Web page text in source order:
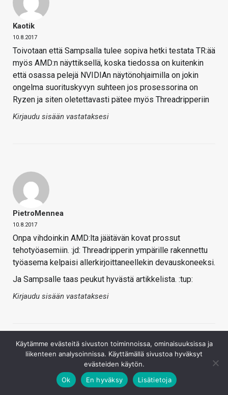
Kaotik
10.8.2017
Toivotaan että Sampsalla tulee sopiva hetki testata TR:ää
myös AMD:n näyttiksellä, koska tiedossa on kuitenkin
että osassa pelejä NVIDIAn näytönohjaimilla on jokin
ongelma suorituskyvyn suhteen jos prosessorina on
Ryzen ja siten oletettavasti pätee myös Threadripperiin
Kirjaudu sisään vastataksesi
PietroMennea
10.8.2017
Onpa vihdoinkin AMD:lta jäätävän kovat prossut
tehotyöasemiin. :jd: Threadripperin ympärille rakennettu
työasema kelpaisi allerkirjoittaneellekin devauskoneeksi.
Ja Sampsalle taas peukut hyvästä artikkelista. :tup:
Kirjaudu sisään vastataksesi
Käytämme evästeitä sivuston toiminnoissa, ominaisuuksissa ja
liikenteen analysoinnissa. Käyttämällä sivustoa hyväksyt
evästeiden käytön.
Ok
En hyväksy Lisätietoja